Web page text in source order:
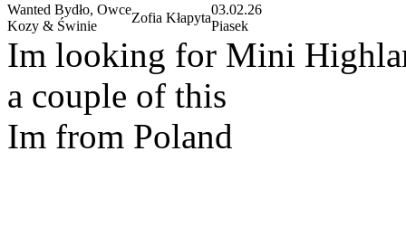
Wanted Bydło, Owce
Kozy & Świnie
Zofia Kłapyta
03.02.26
Piasek
Im looking for Mini
a couple of this
Im from Poland